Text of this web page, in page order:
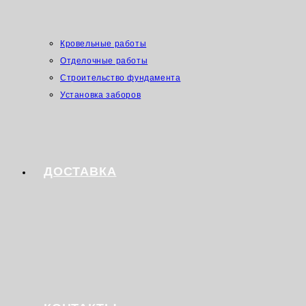
Кровельные работы
Отделочные работы
Строительство фундамента
Установка заборов
ДОСТАВКА